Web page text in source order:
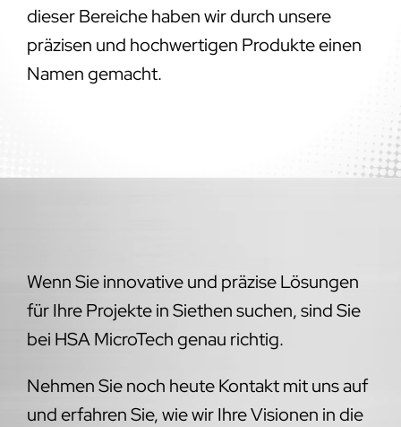
dieser Bereiche haben wir durch unsere
präzisen und hochwertigen Produkte einen
Namen gemacht.
Wenn Sie innovative und präzise Lösungen
für Ihre Projekte in Siethen suchen, sind Sie
bei HSA MicroTech genau richtig.
Nehmen Sie noch heute Kontakt mit uns auf
und erfahren Sie, wie wir Ihre Visionen in die